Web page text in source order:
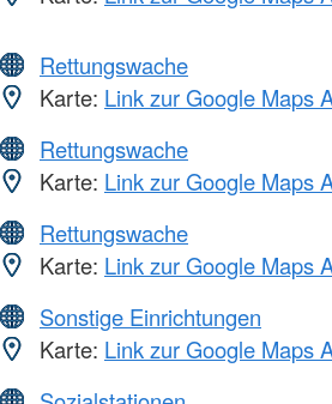
Rettungswache
Karte: Link zur Google Maps
Rettungswache
Karte: Link zur Google Maps
Rettungswache
Karte: Link zur Google Maps
Sonstige Einrichtungen
Karte: Link zur Google Maps